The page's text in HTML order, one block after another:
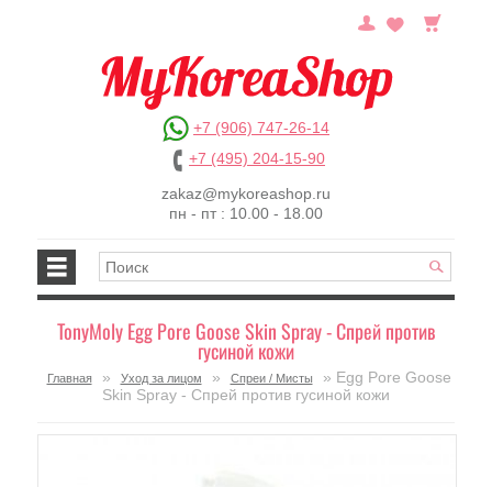
+7 (906) 747-26-14
+7 (495) 204-15-90
zakaz@mykoreashop.ru
пн - пт : 10.00 - 18.00
TonyMoly Egg Pore Goose Skin Spray - Спрей против
гусиной кожи
Главная » Уход за лицом » Спреи / Мисты
» Egg Pore Goose
Skin Spray - Спрей против гусиной кожи